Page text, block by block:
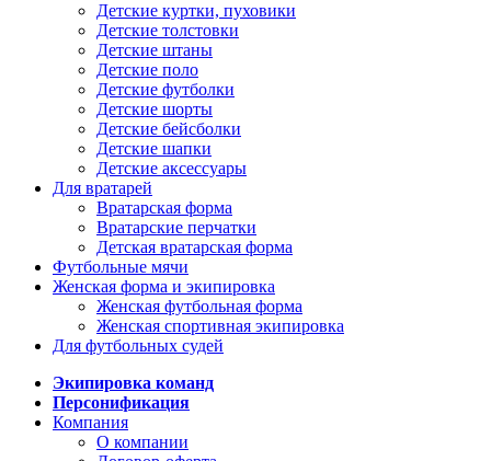
Детские куртки, пуховики
Детские толстовки
Детские штаны
Детские поло
Детские футболки
Детские шорты
Детские бейсболки
Детские шапки
Детские аксессуары
Для вратарей
Вратарская форма
Вратарские перчатки
Детская вратарская форма
Футбольные мячи
Женская форма и экипировка
Женская футбольная форма
Женская спортивная экипировка
Для футбольных судей
Экипировка команд
Персонификация
Компания
О компании